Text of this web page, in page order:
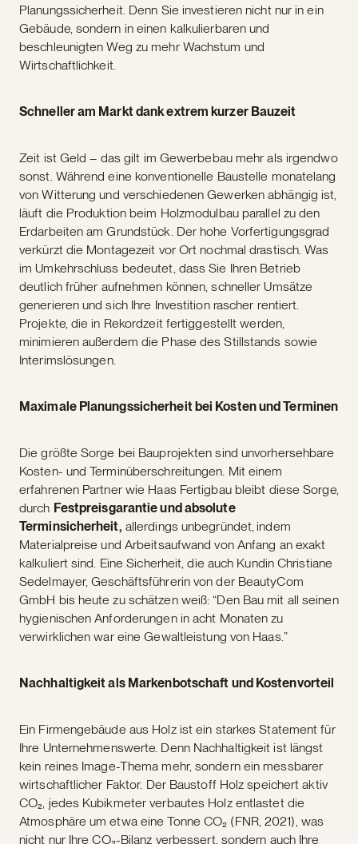
Planungssicherheit. Denn Sie investieren nicht nur in ein
Gebäude, sondern in einen kalkulierbaren und
beschleunigten Weg zu mehr Wachstum und
Wirtschaftlichkeit.
Schneller am Markt dank extrem kurzer Bauzeit
Zeit ist Geld – das gilt im Gewerbebau mehr als irgendwo
sonst. Während eine konventionelle Baustelle monatelang
von Witterung und verschiedenen Gewerken abhängig ist,
läuft die Produktion beim Holzmodulbau parallel zu den
Erdarbeiten am Grundstück. Der hohe Vorfertigungsgrad
verkürzt die Montagezeit vor Ort nochmal drastisch. Was
im Umkehrschluss bedeutet, dass Sie Ihren Betrieb
deutlich früher aufnehmen können, schneller Umsätze
generieren und sich Ihre Investition rascher rentiert.
Projekte, die in Rekordzeit fertiggestellt werden,
minimieren außerdem die Phase des Stillstands sowie
Interimslösungen.
Maximale Planungssicherheit bei Kosten und Terminen
Die größte Sorge bei Bauprojekten sind unvorhersehbare
Kosten- und Terminüberschreitungen. Mit einem
erfahrenen Partner wie Haas Fertigbau bleibt diese Sorge,
durch Festpreisgarantie und absolute
Terminsicherheit, allerdings unbegründet,indem
Materialpreise und Arbeitsaufwand von Anfang an exakt
kalkuliert sind. Eine Sicherheit, die auch Kundin Christiane
Sedelmayer, Geschäftsführerin von der BeautyCom
GmbH bis heute zu schätzen weiß: “Den Bau mit all seinen
hygienischen Anforderungen in acht Monaten zu
verwirklichen war eine Gewaltleistung von Haas.”
Nachhaltigkeit als Markenbotschaft und Kostenvorteil
Ein Firmengebäude aus Holz ist ein starkes Statement für
Ihre Unternehmenswerte. Denn Nachhaltigkeit ist längst
kein reines Image-Thema mehr, sondern ein messbarer
wirtschaftlicher Faktor. Der Baustoff Holz speichert aktiv
CO₂, jedes Kubikmeter verbautes Holz entlastet die
Atmosphäre um etwa eine Tonne CO₂ (FNR, 2021), was
nicht nur Ihre CO₂-Bilanz verbessert, sondern auch Ihre